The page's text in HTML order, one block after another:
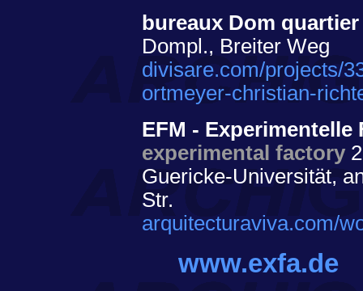
bureaux Dom
Dompl., Breiter Weg
divisare.com/projects/
ortmeyer-christian-
EFM -
experimental factory
Guericke-Universität,
Str.
arquitecturaviva.com/
www.exfa.de